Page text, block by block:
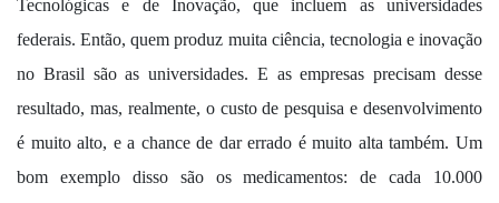
Tecnológicas e de Inovação, que incluem as universidades
federais. Então, quem produz muita ciência, tecnologia e inovação
no Brasil são as universidades. E as empresas precisam desse
resultado, mas, realmente, o custo de pesquisa e desenvolvimento
é muito alto, e a chance de dar errado é muito alta também. Um
bom exemplo disso são os medicamentos: de cada 10.000